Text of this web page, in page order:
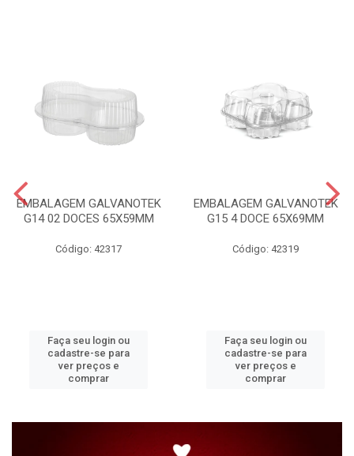
EMBALAGEM GALVANOTEK
G14 02 DOCES 65X59MM
Código: 42317
Faça seu login ou
cadastre-se para
ver preços e
comprar
EMBALAGEM GALVANOTEK
G15 4 DOCE 65X69MM
Código: 42319
Faça seu login ou
cadastre-se para
ver preços e
comprar